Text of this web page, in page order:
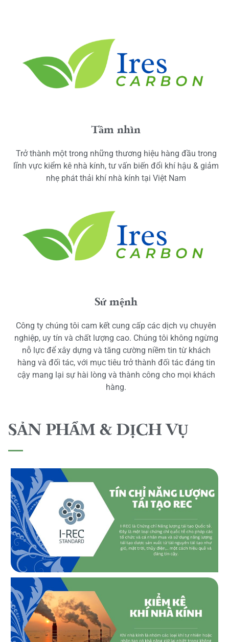
Tầm nhìn
Trở thành một trong những thương hiệu hàng đầu trong
lĩnh vực kiểm kê nhà kính, tư vấn biến đổi khí hậu & giảm
nhẹ phát thải khí nhà kính tại Việt Nam
Sứ mệnh
Công ty chúng tôi cam kết cung cấp các dịch vụ chuyên
nghiệp, uy tín và chất lượng cao. Chúng tôi không ngừng
nỗ lực để xây dựng và tăng cường niềm tin từ khách
hàng và đối tác, với mục tiêu trở thành đối tác đáng tin
cậy mang lại sự hài lòng và thành công cho mọi khách
hàng.
SẢN PHẨM & DỊCH VỤ